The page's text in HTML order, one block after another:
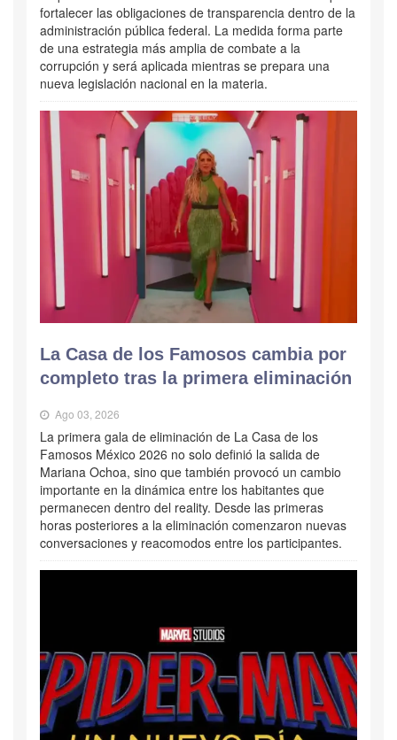
fortalecer las obligaciones de transparencia dentro de la
administración pública federal. La medida forma parte
de una estrategia más amplia de combate a la
corrupción y será aplicada mientras se prepara una
nueva legislación nacional en la materia.
La Casa de los Famosos cambia por
completo tras la primera eliminación
Ago 03, 2026
La primera gala de eliminación de La Casa de los
Famosos México 2026 no solo definió la salida de
Mariana Ochoa, sino que también provocó un cambio
importante en la dinámica entre los habitantes que
permanecen dentro del reality. Desde las primeras
horas posteriores a la eliminación comenzaron nuevas
conversaciones y reacomodos entre los participantes.